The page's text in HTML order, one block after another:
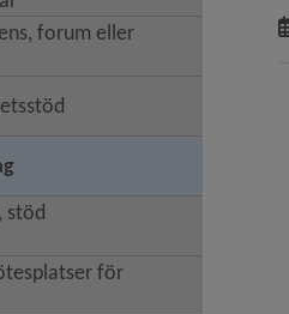
forum eller
stöd
för